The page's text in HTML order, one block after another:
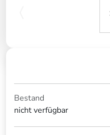
Bestand
nicht verfügbar